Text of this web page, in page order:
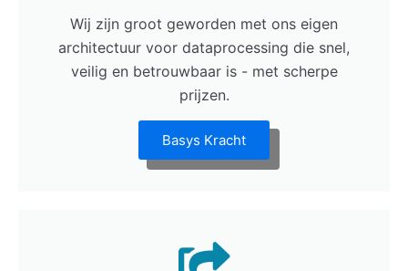
Wij zijn groot geworden met ons eigen
architectuur voor dataprocessing die snel,
veilig en betrouwbaar is - met scherpe
prijzen.
Basys Kracht